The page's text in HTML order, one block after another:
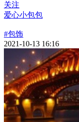
关注
爱心小包包
#包饰
2021-10-13 16:16